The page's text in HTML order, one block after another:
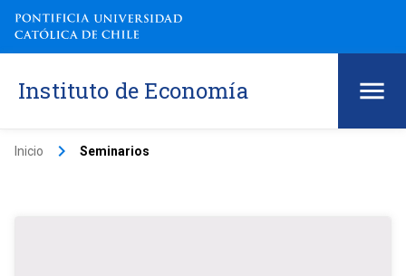
Instituto de Economía
Inicio keyboard_arrow_right Seminarios